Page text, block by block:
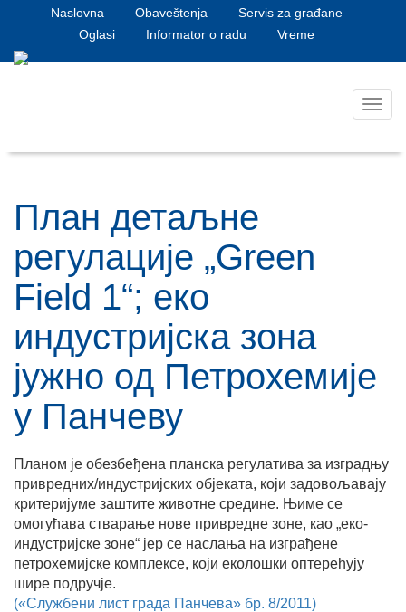
Naslovna Obaveštenja
Servis za građane
Oglasi
Informator o radu Vreme
План детаљне
регулације „Green
Field 1“; еко
индустријска зона
јужно од Петрохемије
у Панчеву
Планом је обезбеђена планска регулатива за изградњу
привредних/индустријских објеката, који задовољавају
критеријуме заштите животне средине. Њиме се
омогућава стварање нове привредне зоне, као „еко-
индустријске зоне“ јер се наслања на изграђене
петрохемијске комплексе, који еколошки оптерећују
шире подручје.
(«Службени лист града Панчева» бр. 8/2011)